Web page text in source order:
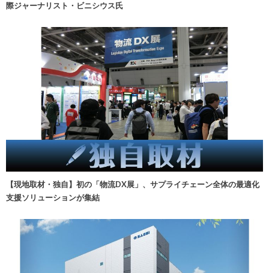
際ジャーナリスト・ビニシウス氏
【現地取材・独自】初の「物流DX展」、サプライチェーン全体の最適化
支援ソリューションが集結